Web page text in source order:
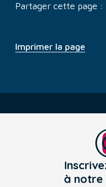
Partager cette page :
Imprimer la page
à